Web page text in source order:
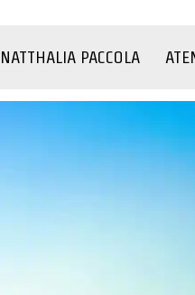
NATTHALIA PACCOLA